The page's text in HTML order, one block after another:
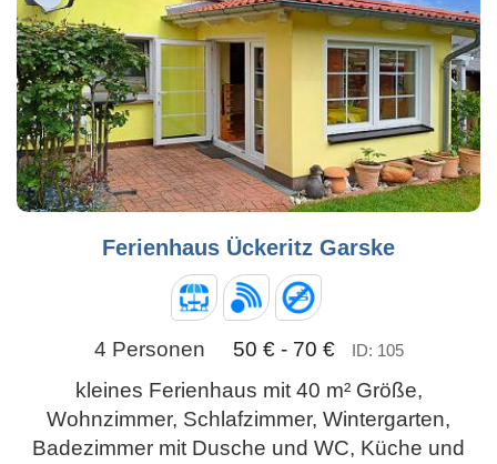
Ferienhaus Ückeritz Garske
4 Personen 50 € - 70 € ID: 105
kleines Ferienhaus mit 40 m² Größe,
Wohnzimmer, Schlafzimmer, Wintergarten,
Badezimmer mit Dusche und WC, Küche und